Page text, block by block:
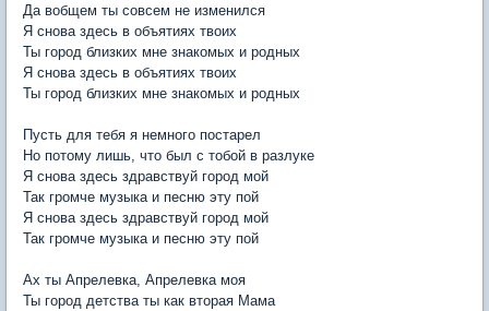
Да вобщем ты совсем не изменился
Я снова здесь в объятиях твоих
Ты город близких мне знакомых и родных
Я снова здесь в объятиях твоих
Ты город близких мне знакомых и родных
Пусть для тебя я немного постарел
Но потому лишь, что был с тобой в разлуке
Я снова здесь здравствуй город мой
Так громче музыка и песню эту пой
Я снова здесь здравствуй город мой
Так громче музыка и песню эту пой
Ах ты Апрелевка, Апрелевка моя
Ты город детства ты как вторая Мама